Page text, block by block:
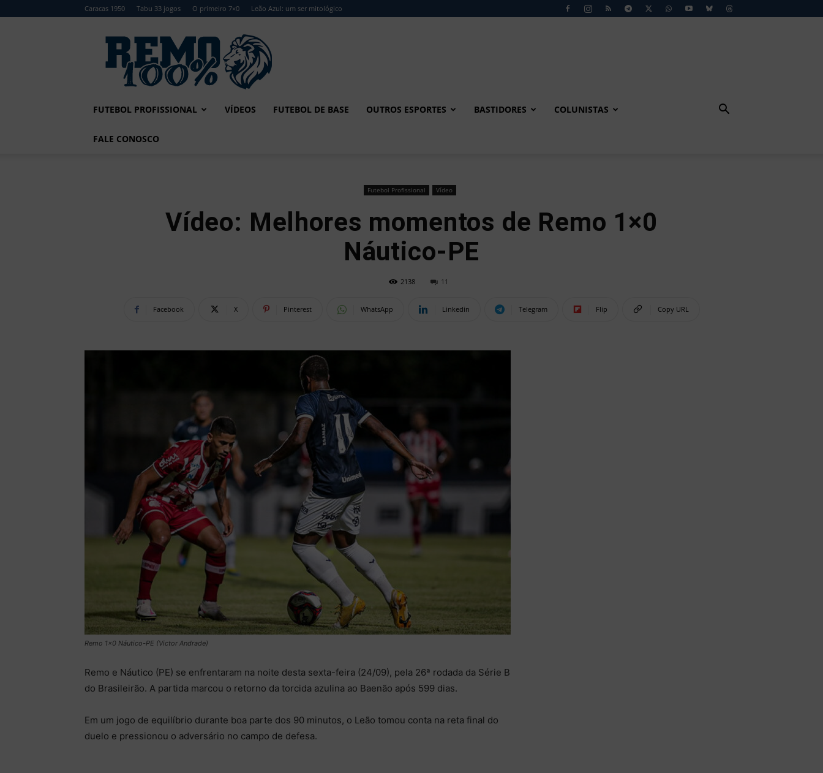
Caracas 1950 Tabu 33 jogos O primeiro 7×0 Leão Azul: um ser mitológico
Remo
FUTEBOL PROFISSIONAL VÍDEOS FUTEBOL DE BASE OUTROS ESPORTES BASTIDORES COLUNISTAS
FALE CONOSCO
Futebol Profissional Vídeo
Vídeo: Melhores momentos de Remo 1×0
Náutico-PE
2138 11
Facebook X Pinterest WhatsApp Linkedin Telegram Flip Copy URL
Remo 1×0 Náutico-PE (Victor Andrade)
Remo e Náutico (PE) se enfrentaram na noite desta sexta-feira (24/09), pela 26ª rodada da Série B
do Brasileirão. A partida marcou o retorno da torcida azulina ao Baenão após 599 dias.
Em um jogo de equilíbrio durante boa parte dos 90 minutos, o Leão tomou conta na reta final do
duelo e pressionou o adversário no campo de defesa.